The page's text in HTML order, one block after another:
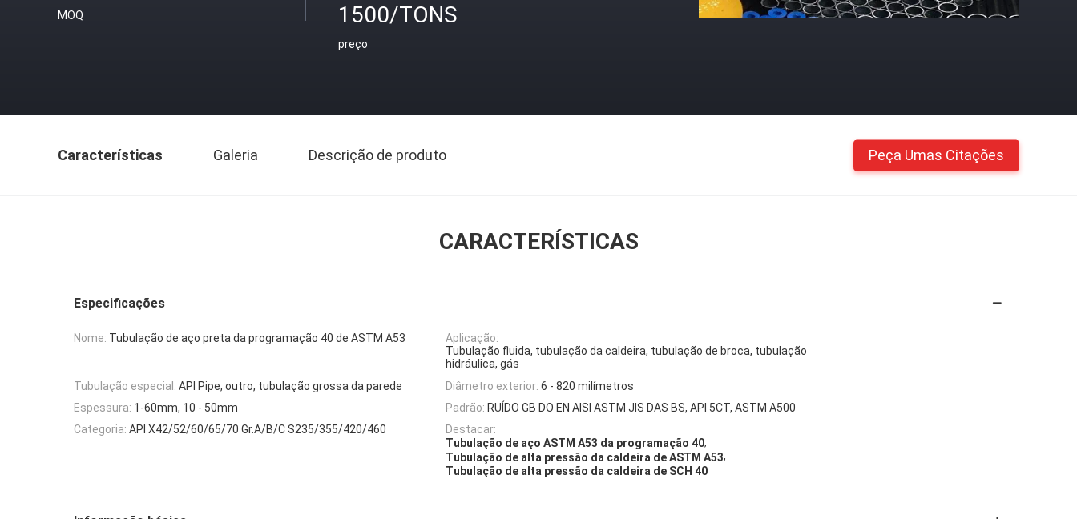
MOQ
1500/TONS
preço
Características Galeria Descrição de produto Peça Umas Citações
CARACTERÍSTICAS
Especificações
Nome: Tubulação de aço preta da programação 40 de ASTM A53
Aplicação:
Tubulação fluida, tubulação da caldeira, tubulação de broca, tubulação
hidráulica, gás
Tubulação especial: API Pipe, outro, tubulação grossa da parede Diâmetro exterior: 6 - 820 milímetros
Espessura: 1-60mm, 10 - 50mm Padrão: RUÍDO GB DO EN AISI ASTM JIS DAS BS, API 5CT, ASTM A500
Categoria: API X42/52/60/65/70 Gr.A/B/C S235/355/420/460
Destacar:
Tubulação de aço ASTM A53 da programação 40,
Tubulação de alta pressão da caldeira de ASTM A53,
Tubulação de alta pressão da caldeira de SCH 40